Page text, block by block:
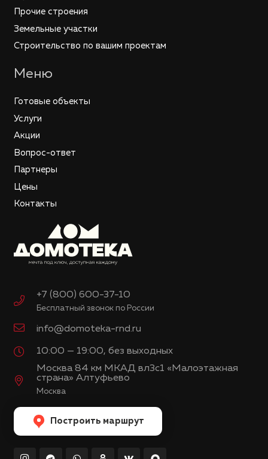
Прочие строения
Земельные участки
Строительство по вашим проектам
Меню
Готовые объекты
Услуги
Акции
Вопрос-ответ
Партнеры
Цены
Контакты
+7 (800) 600-37-10
Бесплатный звонок по России
info@domoteka-rnd.ru
10:00 — 19:00, без выходных
Москва 84 км МКАД вл3с1 «Малоэтажная
страна» Алтуфьево
Москва
Построить маршрут